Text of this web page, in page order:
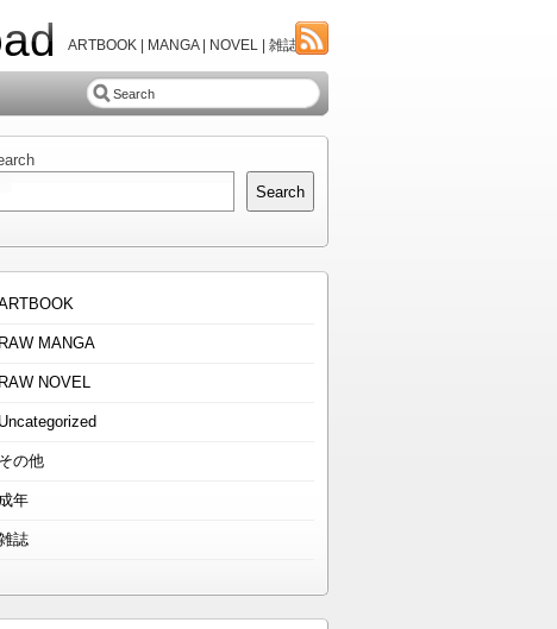
ARTBOOK | MANGA | NOVEL | 雑誌
Search
RAW MANGA
RAW NOVEL
Uncategorized
その他
成年
誌